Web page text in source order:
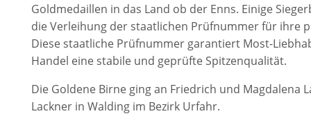
Goldmedaillen in das Land ob der Enns. Einige
die Verleihung der staatlichen Prüfnummer für ihre
Diese staatliche Prüfnummer garantiert Most-
Handel eine stabile und geprüfte Spitzenqualität.
Die Goldene Birne ging an Friedrich und Magdalena
Lackner in Walding im Bezirk Urfahr.